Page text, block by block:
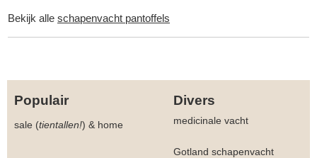
Bekijk alle schapenvacht pantoffels
Populair Divers
sale (tientallen!) & home medicinale vacht
Gotland schapenvacht